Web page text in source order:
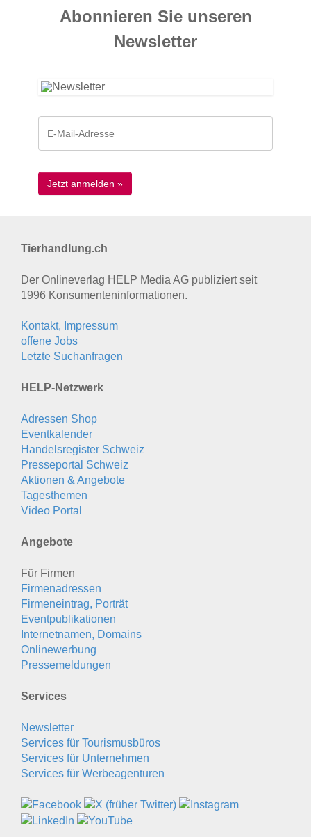
Abonnieren Sie unseren
News­letter
Tierhandlung.ch
Der Onlineverlag HELP Media AG publiziert seit
1996 Konsumenten­informationen.
Kontakt, Impressum
offene Jobs
Letzte Suchanfragen
HELP-Netzwerk
Adressen Shop
Eventkalender
Handelsregister Schweiz
Presseportal Schweiz
Aktionen & Angebote
Tagesthemen
Video Portal
Angebote
Für Firmen
Firmenadressen
Firmeneintrag, Porträt
Eventpublikationen
Internetnamen, Domains
Onlinewerbung
Pressemeldungen
Services
Newsletter
Services für Tourismusbüros
Services für Unternehmen
Services für Werbeagenturen